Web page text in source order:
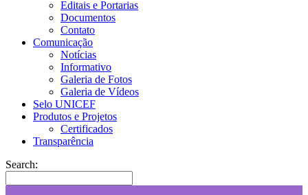
Editais e Portarias
Documentos
Contato
Comunicação
Notícias
Informativo
Galeria de Fotos
Galeria de Vídeos
Selo UNICEF
Produtos e Projetos
Certificados
Transparência
Search: